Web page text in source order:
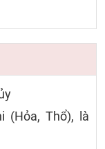
(Hỏa, Thổ), là